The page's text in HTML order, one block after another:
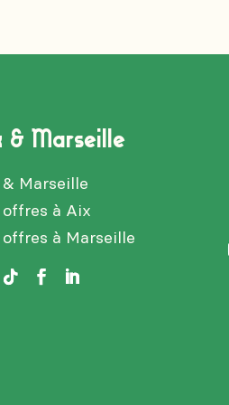
& Marseille
Marseille
offres à Aix
offres à Marseille